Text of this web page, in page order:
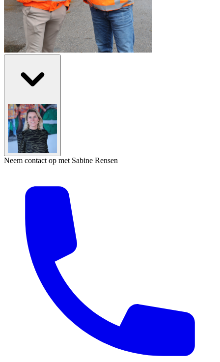
Neem contact op met Sabine Rensen